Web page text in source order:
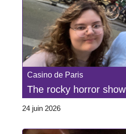
Casino de Paris
The rocky horror show
24 juin 2026